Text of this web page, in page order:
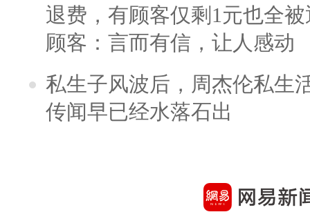
退费，有顾客仅剩1元也全
顾客：言而有信，让人感动
私生子风波后，周杰伦私生
传闻早已经水落石出